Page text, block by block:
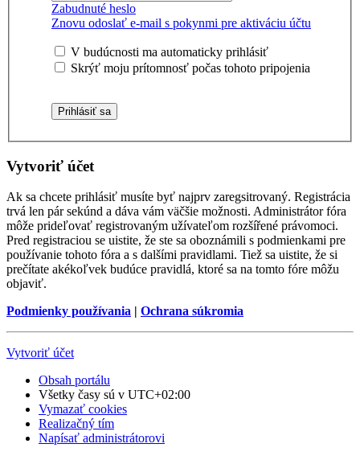
Zabudnuté heslo
Znovu odoslať e-mail s pokynmi pre aktiváciu účtu
V budúcnosti ma automaticky prihlásiť
Skrýť moju prítomnosť počas tohoto pripojenia
Vytvoriť účet
Ak sa chcete prihlásiť musíte byť najprv zaregsitrovaný. Registrácia
trvá len pár sekúnd a dáva vám väčšie možnosti. Administrátor fóra
môže prideľovať registrovaným užívateľom rozšířené právomoci.
Pred registraciou se uistite, že ste sa oboznámili s podmienkami pre
používanie tohoto fóra a s dalšími pravidlami. Tiež sa uistite, že si
prečítate akékoľvek budúce pravidlá, ktoré sa na tomto fóre môžu
objaviť.
Podmienky používania | Ochrana súkromia
Vytvoriť účet
Obsah portálu
Všetky časy sú v UTC+02:00
Vymazať cookies
Realizačný tím
Napísať administrátorovi